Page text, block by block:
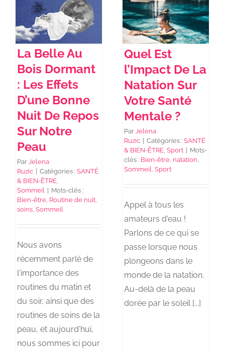
NEWS DE FOREO
SKINCARE
SANTÉ & BIEN-ÊTRE
BEAUTÉ
À PROPOS
CONTACT
La Belle Au
Bois Dormant
: Les Effets
D’une Bonne
Nuit De Repos
Sur Notre
Peau
ParJelena
Ruzic
Catégories :SANTÉ
& BIEN-ÊTRE,
Sommeil
Mots-clés :
Bien-être, Routine de nuit,
soins,Sommeil
Nous avons
récemment parlé de
l'importance des
routines du matin et
du soir, ainsi que des
routines de soins de la
peau, et aujourd'hui,
nous sommes ici pour
Quel Est
l’Impact De La
Natation Sur
Votre Santé
Mentale ?
Par Jelena
Ruzic
Catégories :SANTÉ
& BIEN-ÊTRE ,Sport
Mots-
clés : Bien-être natation
Sommeil
,Sport
Appel à tous les
amateurs d'eau !
Parlons de ce qui se
passe lorsque nous
plongeons dans le
monde de la natation.
Au-delà de la peau
dorée par le soleil [...]